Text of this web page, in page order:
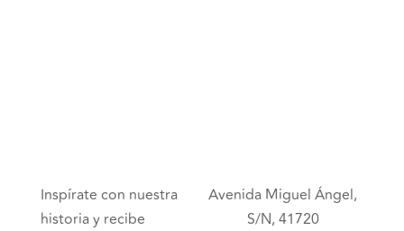
Inspírate con nuestra
historia y recibe
Avenida Miguel Ángel,
S/N, 41720